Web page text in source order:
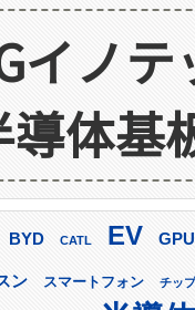
イノ
導体基
BYD CATL EV GPU
ン スマートフォン チップ